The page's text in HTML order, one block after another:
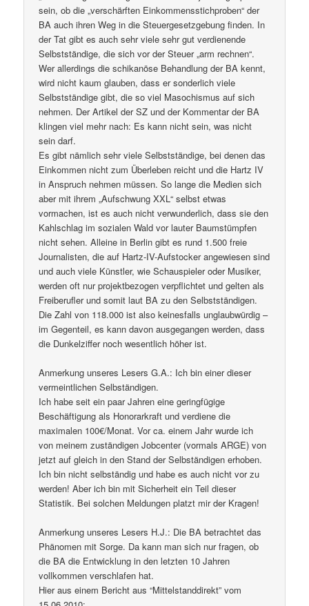
sein, ob die „verschärften Einkommensstichproben“ der
BA auch ihren Weg in die Steuergesetzgebung finden. In
der Tat gibt es auch sehr viele sehr gut verdienende
Selbstständige, die sich vor der Steuer „arm rechnen“.
Wer allerdings die schikanöse Behandlung der BA kennt,
wird nicht kaum glauben, dass er sonderlich viele
Selbstständige gibt, die so viel Masochismus auf sich
nehmen. Der Artikel der SZ und der Kommentar der BA
klingen viel mehr nach: Es kann nicht sein, was nicht
sein darf.
Es gibt nämlich sehr viele Selbstständige, bei denen das
Einkommen nicht zum Überleben reicht und die Hartz IV
in Anspruch nehmen müssen. So lange die Medien sich
aber mit ihrem „Aufschwung XXL“ selbst etwas
vormachen, ist es auch nicht verwunderlich, dass sie den
Kahlschlag im sozialen Wald vor lauter Baumstümpfen
nicht sehen. Alleine in Berlin gibt es rund 1.500 freie
Journalisten, die auf Hartz-IV-Aufstocker angewiesen sind
und auch viele Künstler, wie Schauspieler oder Musiker,
werden oft nur projektbezogen verpflichtet und gelten als
Freiberufler und somit laut BA zu den Selbstständigen.
Die Zahl von 118.000 ist also keinesfalls unglaubwürdig –
im Gegenteil, es kann davon ausgegangen werden, dass
die Dunkelziffer noch wesentlich höher ist.
Anmerkung unseres Lesers G.A.: Ich bin einer dieser
vermeintlichen Selbständigen.
Ich habe seit ein paar Jahren eine geringfügige
Beschäftigung als Honorarkraft und verdiene die
maximalen 100€/Monat. Vor ca. einem Jahr wurde ich
von meinem zuständigen Jobcenter (vormals ARGE) von
jetzt auf gleich in den Stand der Selbständigen erhoben.
Ich bin nicht selbständig und habe es auch nicht vor zu
werden! Aber ich bin mit Sicherheit ein Teil dieser
Statistik. Bei solchen Meldungen platzt mir der Kragen!
Anmerkung unseres Lesers H.J.: Die BA betrachtet das
Phänomen mit Sorge. Da kann man sich nur fragen, ob
die BA die Entwicklung in den letzten 10 Jahren
vollkommen verschlafen hat.
Hier aus einem Bericht aus “Mittelstanddirekt” vom